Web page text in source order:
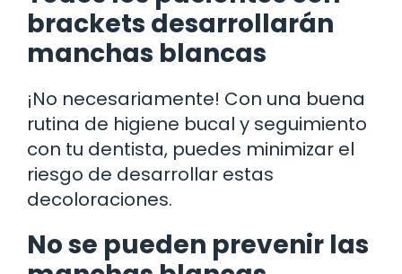
brackets desarrollarán
manchas blancas
¡No necesariamente! Con una buena
rutina de higiene bucal y seguimiento
con tu dentista, puedes minimizar el
riesgo de desarrollar estas
decoloraciones.
No se pueden prevenir las